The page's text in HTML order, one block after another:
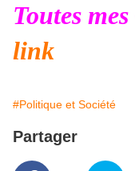
Toutes
link
#Politique et Société
Partager